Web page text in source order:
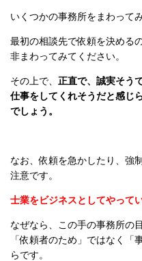
いくつかの事務所をまわって
最初の相談先で依頼を決める
非まわってみてください。
その上で、 正直で、誠実そう
仕事をしてくれそうだと感じ
でしょう。
なお、依頼を急かしたり、強
注意です。
士業をビジネスとしてやって
なぜなら、この手の事務所の
「依頼者のため」ではなく
らです。